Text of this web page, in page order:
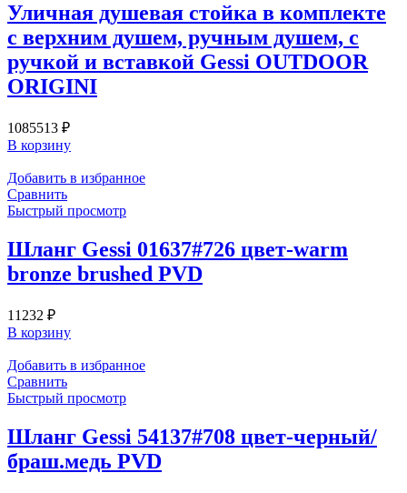
Уличная душевая стойка в комплекте
с верхним душем, ручным душем, с
ручкой и вставкой Gessi OUTDOOR
ORIGINI
1085513 ₽
В корзину
Добавить в избранное
Сравнить
Быстрый просмотр
Шланг Gessi 01637#726 цвет-warm
bronze brushed PVD
11232 ₽
В корзину
Добавить в избранное
Сравнить
Быстрый просмотр
Шланг Gessi 54137#708 цвет-черный/
браш.медь PVD